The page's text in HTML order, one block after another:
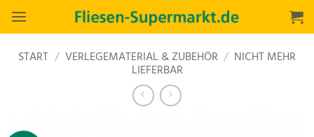
Zum
Inhalt
START / VERLEGEMATERIAL & ZUBEHÖR / NICHT MEHR
LIEFERBAR